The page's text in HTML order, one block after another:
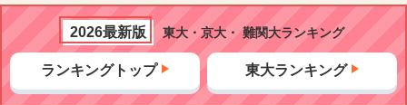
ト
2026最新版 東大・京大・ 難関大ランキング
ランキングトップ 東大ランキング